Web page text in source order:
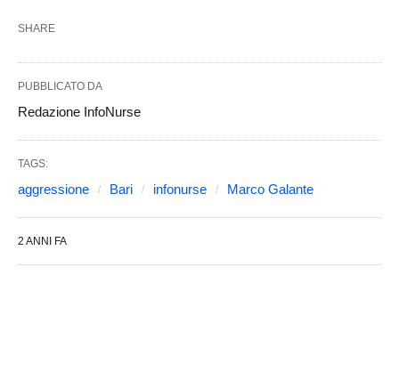
SHARE
PUBBLICATO DA
Redazione InfoNurse
TAGS:
aggressione Bari infonurse Marco Galante
2 ANNI FA